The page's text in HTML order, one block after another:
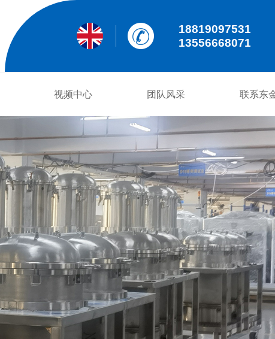
18819097531
13556668071
视频中心 团队风采 联系东